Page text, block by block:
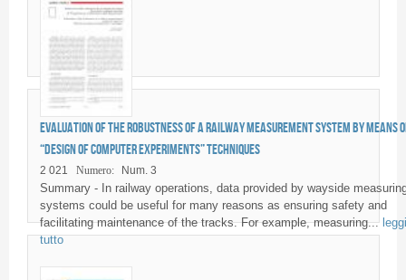
Evaluation of the robustness of a railway measurement system by means
“Design of Computer Experiments” techniques
2 021 Numero: Num. 3
Summary - In railway operations, data provided by wayside
systems could be useful for many reasons as ensuring safety and
facilitating maintenance of the tracks. For example, measuring... leggi
tutto